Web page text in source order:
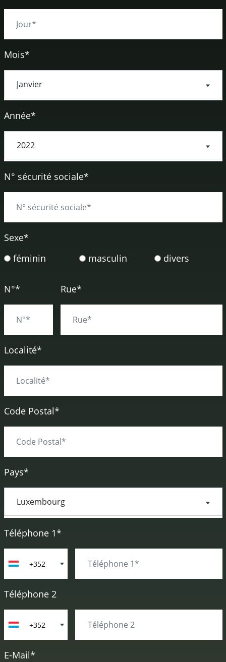
Mois*
Année*
N° sécurité sociale*
Sexe*
féminin
masculin divers
N°* Rue*
Localité*
Code Postal*
Pays*
Téléphone 1*
+352
Téléphone 2
+352
E-Mail*